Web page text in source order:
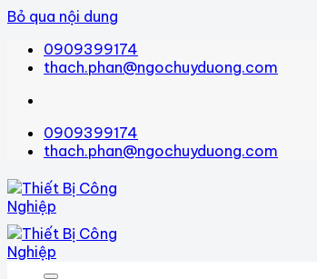
Bỏ qua nội dung
0909399174
thach.phan@ngochuyduong.com
0909399174
thach.phan@ngochuyduong.com